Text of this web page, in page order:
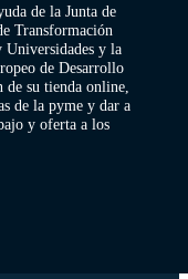
de la Junta de
Transformación
y la
de Desarrollo
su tienda online,
de la pyme y dar a
y oferta a los